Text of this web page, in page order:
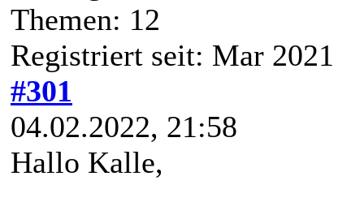
Themen: 12
Registriert seit: Mar 2021
#301
04.02.2022, 21:58
Hallo Kalle,